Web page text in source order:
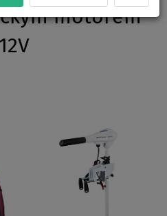
motorem